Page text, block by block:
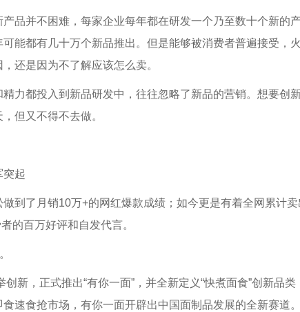
品并不困难，每家企业每年都在研发一个乃至数十个新的
能都有几十万个新品推出。但是能够被消费者普遍接受，
还是因为不了解应该怎么卖。
力都投入到新品研发中，往往忽略了新品的营销。想要创
但又不得不去做。
突起
到了月销10万+的网红爆款成绩；如今更是有着全网累计卖
的百万好评和自发代言。
新，正式推出“有你一面”，并全新定义“快煮面食”创新品类
速食抢市场，有你一面开辟出中国面制品发展的全新赛道。